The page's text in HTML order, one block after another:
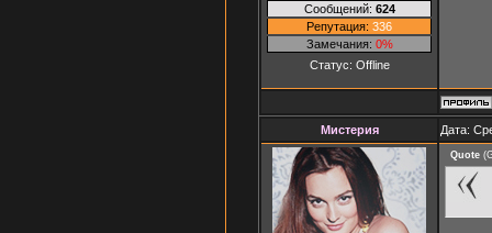
Сообщений: 624
Репутация: 336
Замечания: 0%
Статус: Offline
Мистерия Дата:
Quote (